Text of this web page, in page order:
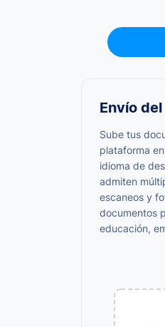
Envío
Sube tus
plataforma
idioma de
admiten
escaneos y
documentos
educación,